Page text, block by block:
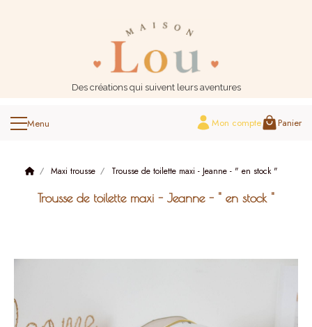
Des créations qui suivent leurs aventures
Mon compte Panier
Maxi trousse Trousse de toilette maxi - Jeanne - " en stock "
Trousse de toilette maxi - Jeanne - " en stock "